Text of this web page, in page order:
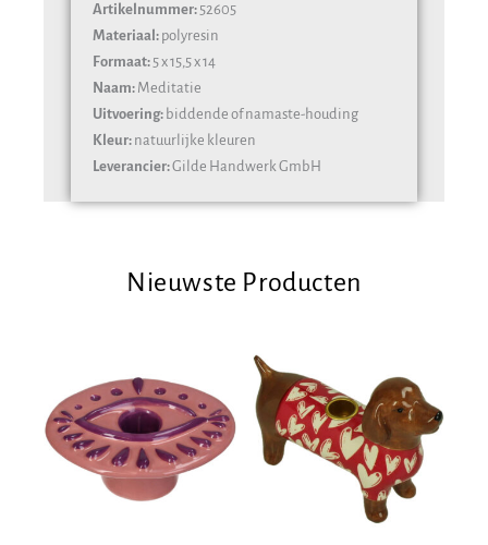
Artikelnummer: 52605
Materiaal: polyresin
Formaat: 5 x 15,5 x 14
Naam: Meditatie
Uitvoering: biddende of namaste-houding
Kleur: natuurlijke kleuren
Leverancier:Gilde Handwerk GmbH
Nieuwste Producten